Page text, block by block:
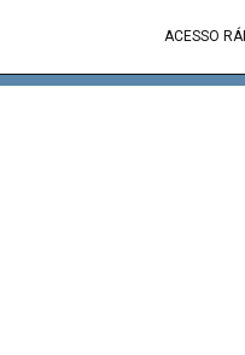
ACESSO